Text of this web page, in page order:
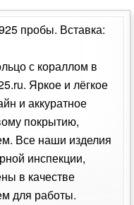
пробы. Вставка:
с кораллом в
Яркое и лёгкое
и аккуратное
покрытию,
Все наши изделия
инспекции,
в качестве
для работы.